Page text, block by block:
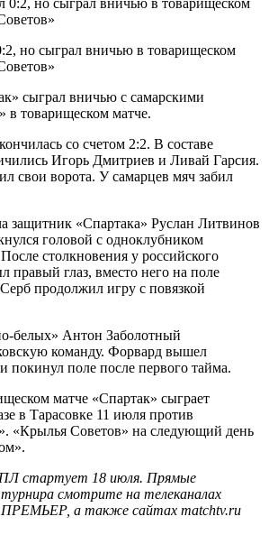
но сыграл вничью в товарищеском
сыграл вничью с самарскими
в товарищеском матче.
со счетом 2:2. В составе
Игорь Дмитриев и Ливай Гарсия.
свои ворота. У самарцев мяч забил
защитник «Спартака» Руслан Литвинов
головой с одноклубником
столкновения у российского
правый глаз, вместо него на поле
продолжил игру с повязкой
Антон Заболотный
команду. Форвард вышел
покинул поле после первого тайма.
матче «Спартак» сыграет
в Тарасовке 11 июля против
«Крылья Советов» на следующий день
стартует 18 июля. Прямые
смотрите на телеканалах
а также сайтах matchtv.ru